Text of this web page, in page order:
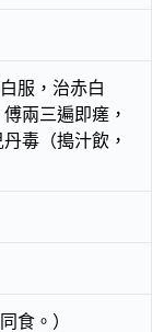
服，治赤白
兩三遍即瘥，
毒（搗汁飲，
食。）